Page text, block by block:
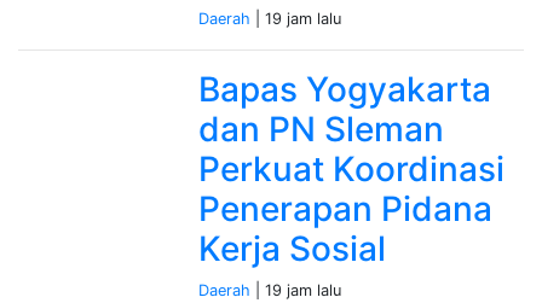
Daerah | 19 jam lalu
Bapas Yogyakarta
dan PN Sleman
Perkuat Koordinasi
Penerapan Pidana
Kerja Sosial
Daerah | 19 jam lalu